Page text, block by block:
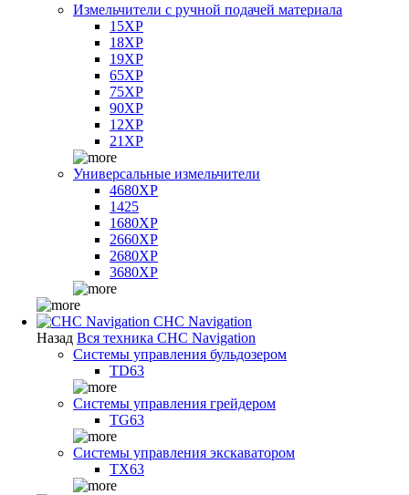
Измельчители с ручной подачей материала
15XP
18XP
19XP
65XP
75XP
90XP
12XP
21XP
Универсальные измельчители
4680XP
1425
1680XP
2660XP
2680XP
3680XP
CHC Navigation
Назад Вся техника CHC Navigation
Системы управления бульдозером
TD63
Системы управления грейдером
TG63
Системы управления экскаватором
TX63